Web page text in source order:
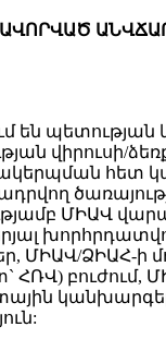
են
վիրուսի/
հետ
ՄԻԱՎ
ՄԻԱՎ/ՁԻԱՀ-ի
ՀՌՎ)